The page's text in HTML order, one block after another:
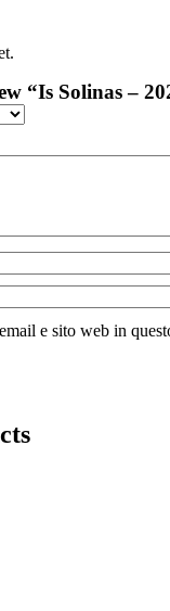
“Is Solinas –
e sito web in